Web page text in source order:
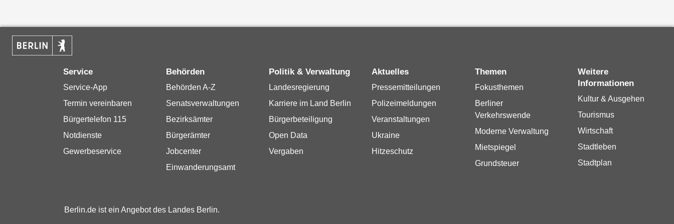
Service
Service-App
Termin vereinbaren
Bürgertelefon 115
Notdienste
Gewerbeservice
Behörden
Behörden A-Z
Senatsverwaltungen
Bezirksämter
Bürgerämter
Jobcenter
Einwanderungsamt
Politik & Verwaltung
Landesregierung
Karriere im Land Berlin
Bürgerbeteiligung
Open Data
Vergaben
Aktuelles
Pressemitteilungen
Polizeimeldungen
Veranstaltungen
Ukraine
Hitzeschutz
Themen
Fokusthemen
Berliner
Verkehrswende
Moderne Verwaltung
Mietspiegel
Grundsteuer
Weitere
Informationen
Kultur & Ausgehen
Tourismus
Wirtschaft
Stadtleben
Stadtplan
Berlin.de ist ein Angebot des Landes Berlin.